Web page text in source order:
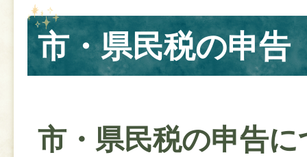
市・県民税の申告
市・県民税の申告